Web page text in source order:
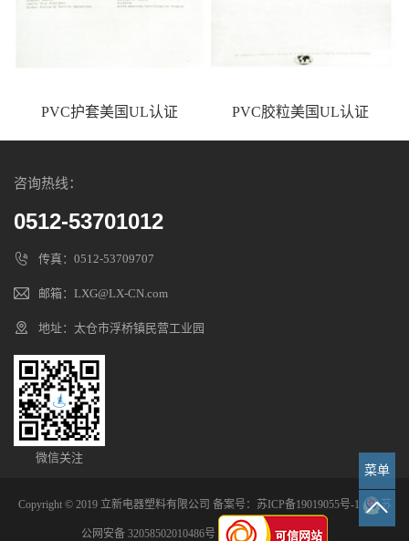
PVC护套美国UL认证 PVC胶粒美国UL认证
菜单
咨询热线：
0512-53701012
传真：0512-53709707
邮箱：LXG@LX-CN.com
地址：太仓市浮桥镇民营工业园
微信关注
Copyright © 2019 立新电器塑料有限公司 备案号： 苏ICP备19019055号-1 苏
公网安备 32058502010486号